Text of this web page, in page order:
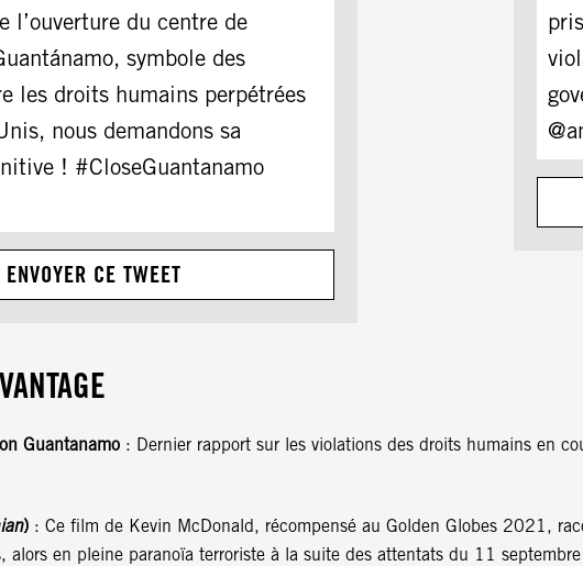
l’ouverture du centre de
symbole des
les droits humains perpétrées
nous demandons sa
! #CloseGuantanamo
ENVOYER CE TWEET
Guantanamo : Dernier rapport sur les violations des droits humains en
) : Ce film de Kevin McDonald, récompensé au Golden Globes 2021,
alors en pleine paranoïa terroriste à la suite des attentats du 11